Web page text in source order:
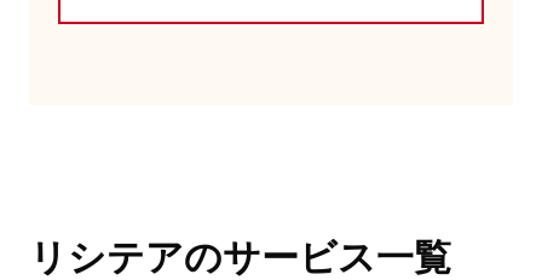
リシテアのサービス一覧